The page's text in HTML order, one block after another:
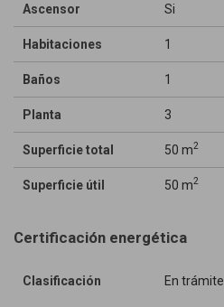
Ascensor Si
Habitaciones 1
Baños 1
Planta 3
Superficie total 50 m2
Superficie útil 50 m2
Certificación energética
Clasificación En trámite